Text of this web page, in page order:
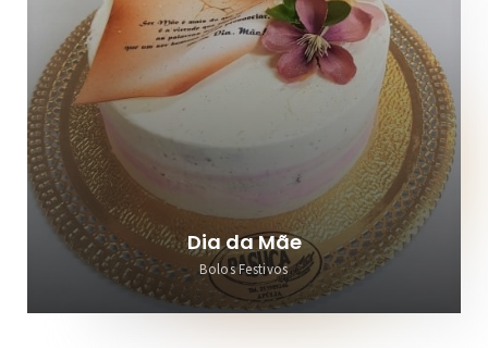
Dia da Mãe
Bolos Festivos